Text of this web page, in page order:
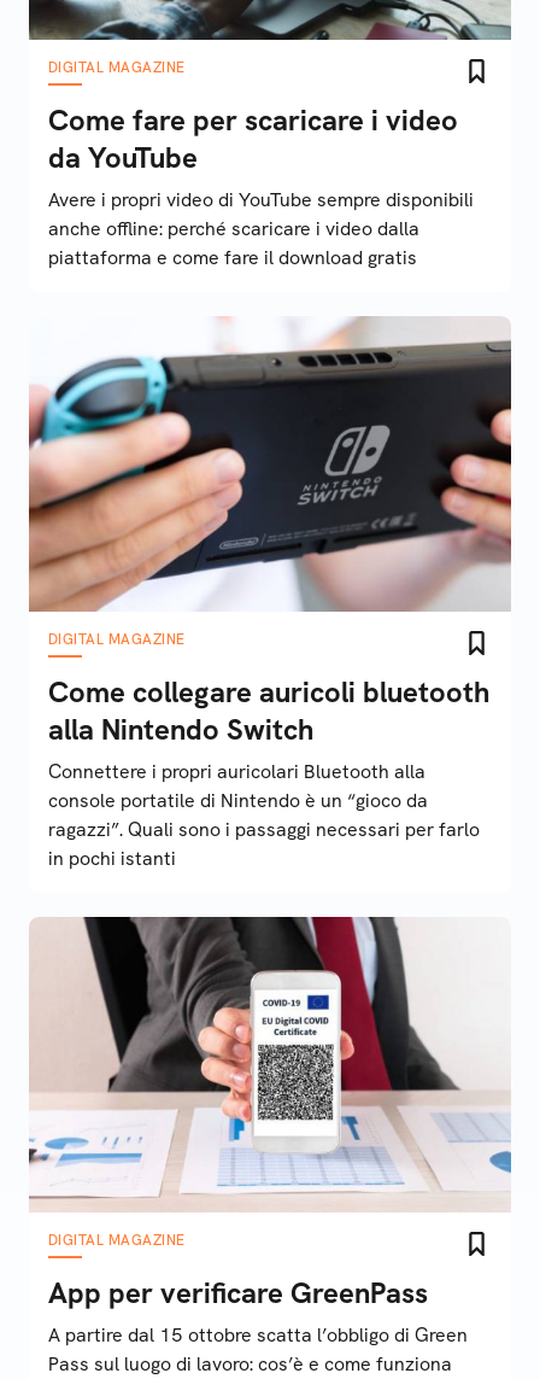
DIGITAL MAGAZINE
Come fare per scaricare i video
da YouTube
Avere i propri video di YouTube sempre disponibili
anche offline: perché scaricare i video dalla
piattaforma e come fare il download gratis
DIGITAL MAGAZINE
Come collegare auricoli bluetooth
alla Nintendo Switch
Connettere i propri auricolari Bluetooth alla
console portatile di Nintendo è un “gioco da
ragazzi”. Quali sono i passaggi necessari per farlo
in pochi istanti
DIGITAL MAGAZINE
App per verificare GreenPass
A partire dal 15 ottobre scatta l’obbligo di Green
Pass sul luogo di lavoro: cos’è e come funziona